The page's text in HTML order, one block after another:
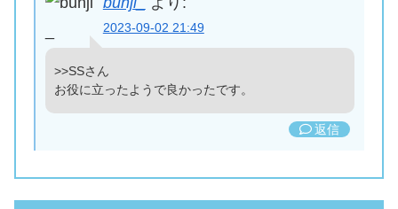
2023-09-02 21:49
>>SSさん
お役に立ったようで良かったです。
返信